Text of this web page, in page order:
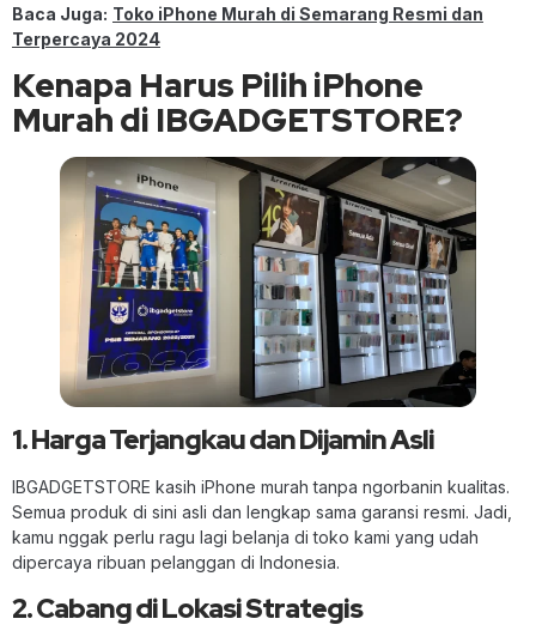
Baca Juga: Toko iPhone Murah di Semarang Resmi dan
Terpercaya 2024
Kenapa Harus Pilih iPhone
Murah di IBGADGETSTORE?
1. Harga Terjangkau dan Dijamin Asli
IBGADGETSTORE kasih iPhone murah tanpa ngorbanin kualitas.
Semua produk di sini asli dan lengkap sama garansi resmi. Jadi,
kamu nggak perlu ragu lagi belanja di toko kami yang udah
dipercaya ribuan pelanggan di Indonesia.
2. Cabang di Lokasi Strategis